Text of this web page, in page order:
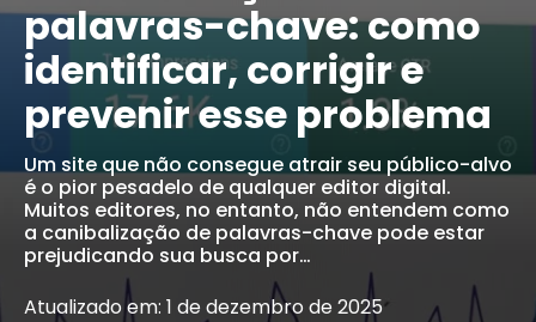
palavras-chave: como
identificar, corrigir e
prevenir esse problema
Um site que não consegue atrair seu público-alvo
é o pior pesadelo de qualquer editor digital.
Muitos editores, no entanto, não entendem como
a canibalização de palavras-chave pode estar
prejudicando sua busca por…
Atualizado em: 1 de dezembro de 2025